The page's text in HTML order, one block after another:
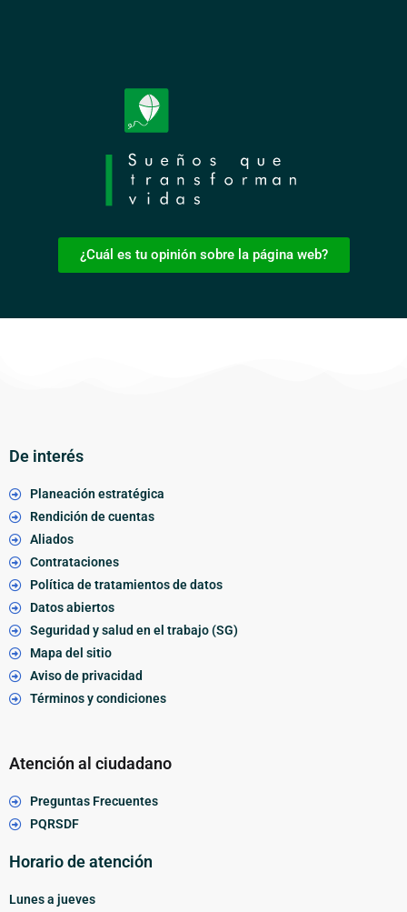
¿Cuál es tu opinión sobre la página web?
De interés
Planeación estratégica
Rendición de cuentas
Aliados
Contrataciones
Política de tratamientos de datos
Datos abiertos
Seguridad y salud en el trabajo (SG)
Mapa del sitio
Aviso de privacidad
Términos y condiciones
Atención al ciudadano
Preguntas Frecuentes
PQRSDF
Horario de atención
Lunes a jueves